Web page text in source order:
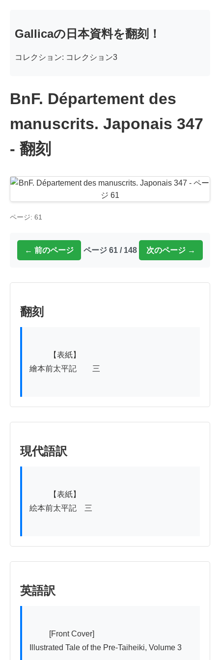
Gallicaの日本資料を翻刻！
コレクション: コレクション3
BnF. Département des
manuscrits. Japonais 347
- 翻刻
ページ: 61
← 前のページ ページ 61 / 148 次のページ →
翻刻
繪本前太平記　　三
現代語訳
絵本前太平記　三
英語訳
Illustrated Tale of the Pre-Taiheiki, Volume 3